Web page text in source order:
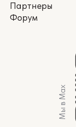
Партнеры
Форум
Мы в Max